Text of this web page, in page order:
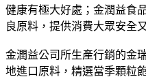
健康有極大好處；金潤益食
良原料，提供消費大眾安全
金潤益公司所生產行銷的金
地進口原料，精選當季顆粒